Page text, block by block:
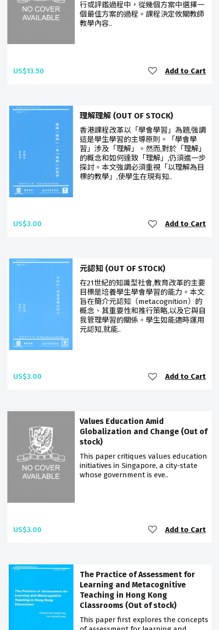
行或評鑑過程中，從幾個方案中選擇一
個最佳方案的過程。課程決定攸關教師
教學內容..
US$13.50 Add to Cart
理解理解 (OUT OF STOCK)
香港課程改革以「學會學習」為題,強調
這是學生學習的主導原則。「學會學
習」涉及「理解」。然而,對於「理解」
的概念和如何達致「理解」,仍須進一步
探討。本文強調必須重視「以理解為目
標的教學」,使學生在現有知..
US$3.00 Add to Cart
元認知 (OUT OF STOCK)
在21世紀的知識型社會,教育改革的主要
目標是培養學生學會學習的能力。本文
旨在簡介元認知（metacognition）的
概念、其重要性和推行策略,以及它與自
我管理學習的關係。學生如能適時運用
元認知,就能..
US$3.00 Add to Cart
Values Education Amid
Globalization and Change (Out of
stock)
This paper critiques values education
initiatives in Singapore, a city-state
whose government is eve..
US$3.00 Add to Cart
The Practice of Assessment for
Learning and Metacognitive
Teaching in Hong Kong
Classrooms (Out of stock)
This paper first explores the concepts